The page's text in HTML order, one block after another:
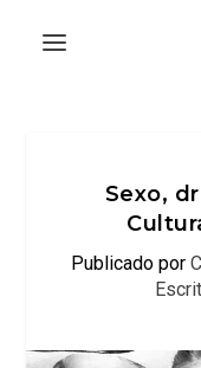
Sexo,
Publicado por